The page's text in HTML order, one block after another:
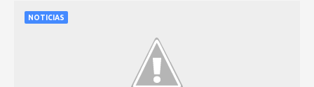
NOTICIAS